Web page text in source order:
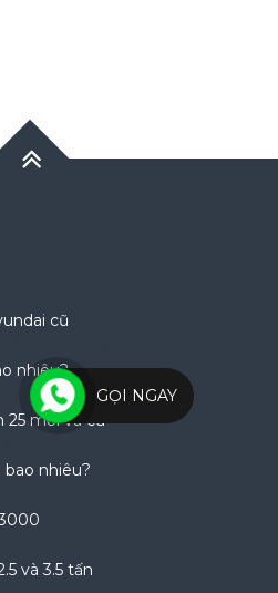
cũ
nhiêu?
25 mới và cũ
bao nhiêu?
và 3.5 tấn
GỌI NGAY